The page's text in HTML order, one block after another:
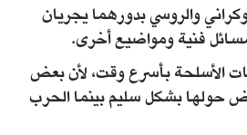
والروسي بدورهما يجريان
فنية ومواضيع أخرى.
الأسلحة بأسرع وقت، لأن بعض
حولها بشكل سليم بينما الحرب